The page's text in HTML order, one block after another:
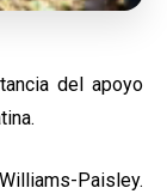
del apoyo
Paisley.